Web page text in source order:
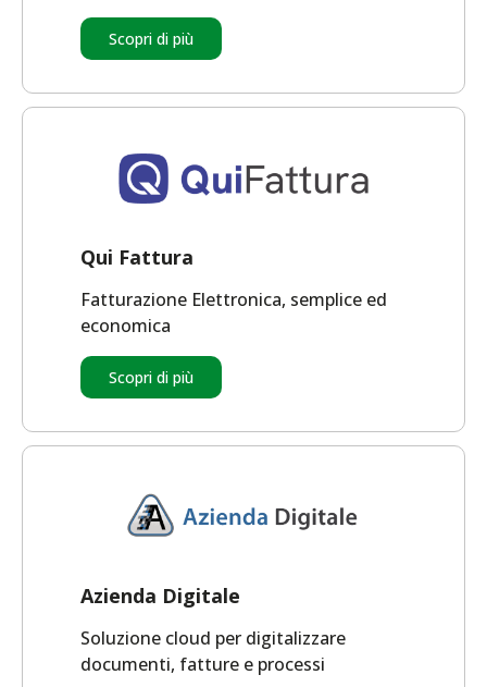
Scopri di più
Qui Fattura
Fatturazione Elettronica, semplice ed
economica
Scopri di più
Azienda Digitale
Soluzione cloud per digitalizzare
documenti, fatture e processi